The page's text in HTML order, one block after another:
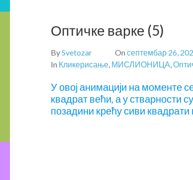
Оптичке варке (5)
BySvetozar On септембар 26,
In Кликерисање, МИСЛИОНИЦА,
У овој анимацији на моменте
квадрат већи, а у стварности
позадини крећу сиви